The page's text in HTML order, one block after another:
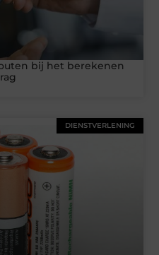
bij het berekenen
DIENSTVERLENING